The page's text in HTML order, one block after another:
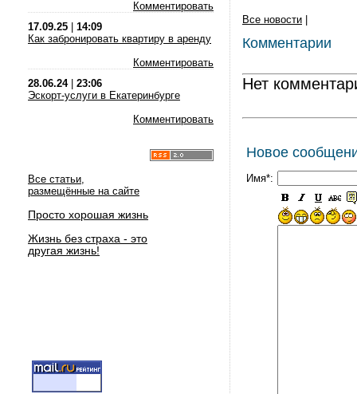
Комментировать
17.09.25
14:09
Как забронировать квартиру в аренду
Комментировать
28.06.24| 23:06
Эскорт-услуги в Екатеринбурге
Комментировать
Все статьи,
размещённые на сайте
Просто хорошая жизнь
Жизнь без страха - это
другая жизнь!
Все новости
Комментарии
Нет
Новое
Имя*: